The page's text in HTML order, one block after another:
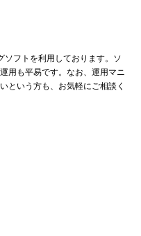
ソフトを利用しております。ソ
用も平易です。なお、運用マニ
という方も、お気軽にご相談く